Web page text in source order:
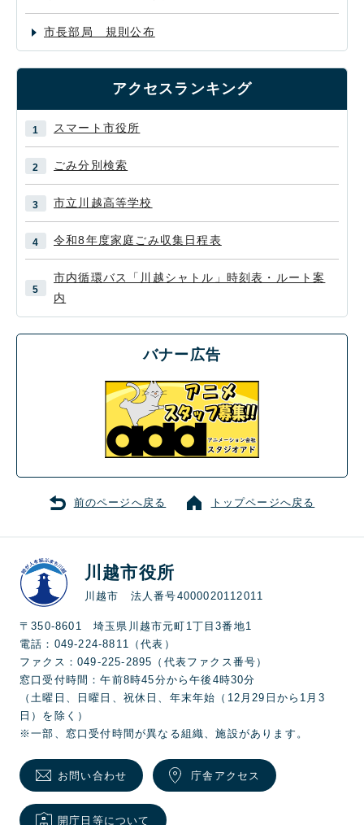
市長部局 規則公布
アクセスランキング
スマート市役所
ごみ分別検索
市立川越高等学校
令和8年度家庭ごみ収集日程表
市内循環バス「川越シャトル」時刻表・ルート案
内
バナー広告
前のページへ戻る トップページへ戻る
川越市役所
川越市 法人番号4000020112011
〒350-8601 埼玉県川越市元町1丁目3番地1
電話：049-224-8811（代表）
ファクス：049-225-2895（代表ファクス番号）
窓口受付時間：午前8時45分から午後4時30分
（土曜日、日曜日、祝休日、年末年始（12月29日から1月3
日）を除く）
※一部、窓口受付時間が異なる組織、施設があります。
お問い合わせ 庁舎アクセス
開庁日等について